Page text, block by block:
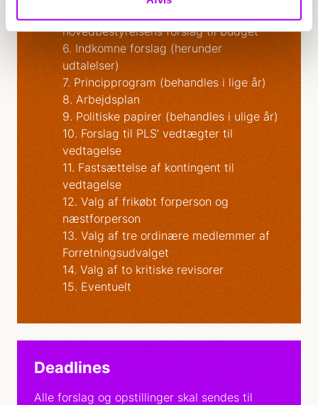
hovedbestyrelsens forslag til budget
6. Indkomne forslag (herunder
udtalelser)
7. Principprogram (behandles i lige år)
8. Arbejdsplan
9. Politiske papirer (behandles i ulige år)
10. Forslag til PLS’ vedtægter til
vedtagelse
11. Fastsættelse af kontingent til
vedtagelse
12. Valg af frikøbt forperson og
næstforperson
13. Valg af tre ordinære medlemmer af
Forretningsudvalget
14. Valg af to kritiske revisorer
15. Eventuelt
Deadlines
Alle forslag og opstillinger skal sendes til